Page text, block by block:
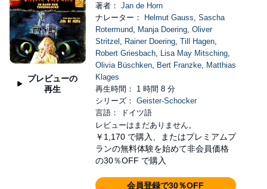
プレビューの
再生
著者： Jan de Horn
ナレーター：
Helmut Gauss, Sascha
Rotermund, Manja Doering, Oliver
Stritzel , Rainer Doering, Till Hagen,
Robert Griesbach, Lisa May Mitsching,
Olivia Büschken, Bert Franzke, Matthias
Klages
再生時間： 1 時間 8 分
シリーズ： Geister-Schocker
言語： ドイツ語
レビューはまだありません。
￥1,170 で購入、またはプレミアムプ
ランの無料体験を始めて非会員価格
の30％OFF で購入
会員登録で30％OFF